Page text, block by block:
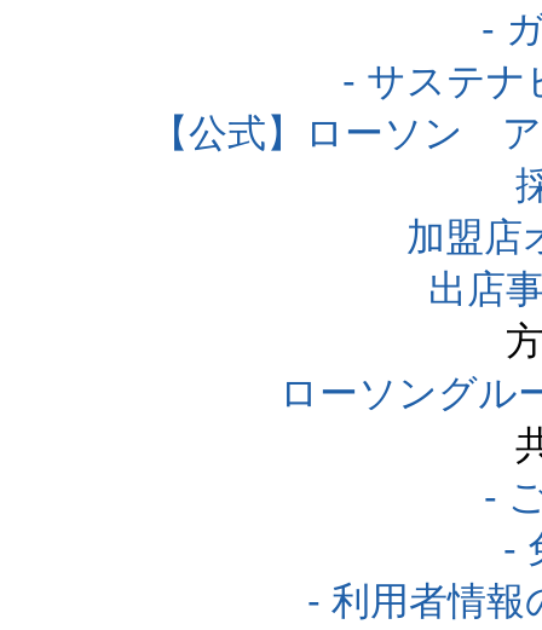
-
- サステナ
【公式】ローソン
加盟店
出店
ローソングル
-
-
- 利用者情報